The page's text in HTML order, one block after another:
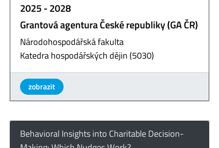
2025 - 2028
Grantová agentura České republiky (GA ČR)
Národohospodářská fakulta
Katedra hospodářských dějin (5030)
zobrazit
Behavioral Insights into Charitable Decision-